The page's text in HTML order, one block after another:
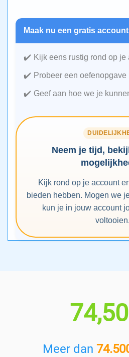
Maak nu een gratis
Kijk eens rustig rond op je
Probeer een
Geef aan hoe we je
Neem je tijd,
Kijk rond op je account
bieden hebben. Mogen we
kun je in jouw account
voltooien.
Meer dan